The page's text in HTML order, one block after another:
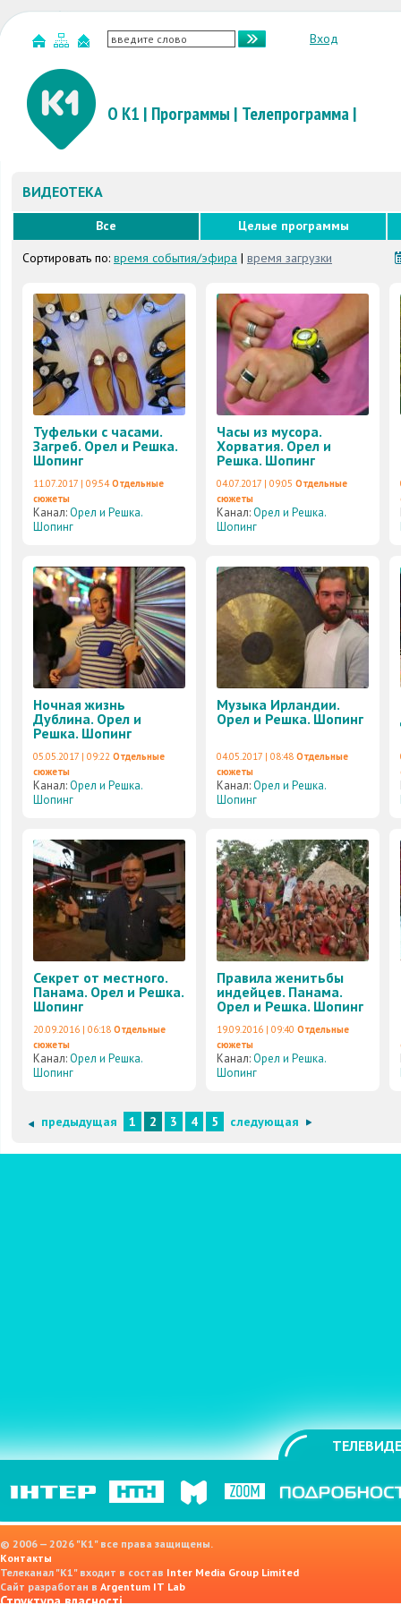
Вход
О К1 | Программы | Телепрограмма|
ВИДЕОТЕКА
Все
Целые программы
Сортировать по: время события/эфира | время загрузки
Туфельки с часами.
Загреб. Орел и Решка.
Шопинг
11.07.2017 | 09:54 Отдельные
сюжеты
Канал:Орел и Решка.
Шопинг
Часы из мусора.
Хорватия. Орел и
Решка. Шопинг
04.07.2017 | 09:05 Отдельные
сюжеты
Канал:Орел и Решка.
Шопинг
Ночная жизнь
Дублина. Орел и
Решка. Шопинг
05.05.2017 | 09:22 Отдельные
сюжеты
Канал:Орел и Решка.
Шопинг
Музыка Ирландии.
Орел и Решка. Шопинг
04.05.2017 | 08:48 Отдельные
сюжеты
Канал:Орел и Решка.
Шопинг
Секрет от местного.
Панама. Орел и Решка.
Шопинг
20.09.2016 | 06:18 Отдельные
сюжеты
Канал:Орел и Решка.
Шопинг
Правила женитьбы
индейцев. Панама.
Орел и Решка. Шопинг
19.09.2016 | 09:40 Отдельные
сюжеты
Канал:Орел и Решка.
Шопинг
предыдущая 1 2 3 4 5 следующая
© 2006 — 2026 "K1" все права защищены.
Контакты
Телеканал "К1" входит в состав Inter Media Group Limited
Сайт разработан в Argentum IT Lab